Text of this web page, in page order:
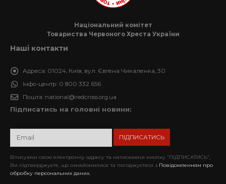
Національний комітет
Товариства Червоного Хреста України
Наші контакти
Адреса: 01024, Київ, вул. Євгена Чикаленка, 30
Інфо-центр: 0 800 332 656
Пошта: national@redcross.org.ua
Підписатись на головні новини:
Вписуючи свою електронну адресу та натискаючи кнопку “ПІДПИСАТИСЬ”,
Ви підтверджуєте, що ознайомилися та погоджуєтеся з Повідомленням про
обробку персональних даних.